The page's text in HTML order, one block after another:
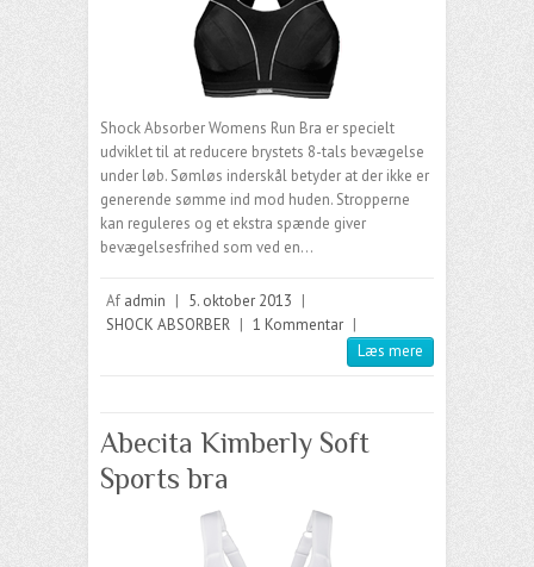
Shock Absorber Womens Run Bra er specielt
udviklet til at reducere brystets 8-tals bevægelse
under løb. Sømløs inderskål betyder at der ikke er
generende sømme ind mod huden. Stropperne
kan reguleres og et ekstra spænde giver
bevægelsesfrihed som ved en…
Af admin | 5. oktober 2013 |
SHOCK ABSORBER | 1 Kommentar |
Læs mere
Abecita Kimberly Soft
Sports bra